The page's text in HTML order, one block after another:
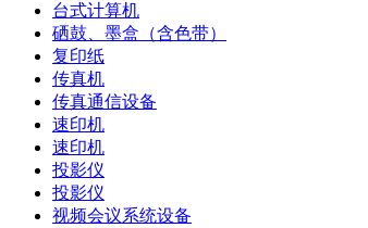
台式计算机
硒鼓、墨盒（含色带）
复印纸
传真机
传真通信设备
速印机
速印机
投影仪
投影仪
视频会议系统设备